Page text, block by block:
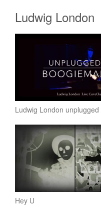
Ludwig London
Ludwig London unplugged
Hey U